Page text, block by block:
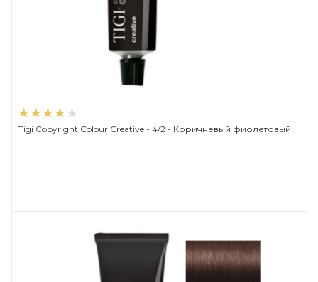
Tigi Copyright Сolour Creative - 4/2 - Коричневый фиолетовый